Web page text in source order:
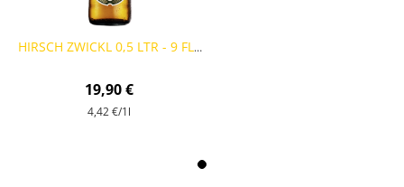
HIRSCH ZWICKL 0,5 LTR - 9 FLASCHEN
19,90 €
4,42 €/1l